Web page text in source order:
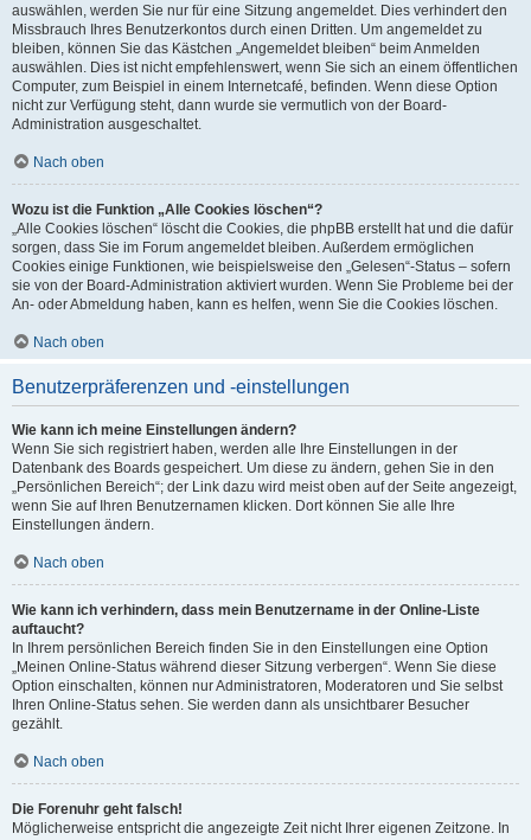
auswählen, werden Sie nur für eine Sitzung angemeldet. Dies verhindert den
Missbrauch Ihres Benutzerkontos durch einen Dritten. Um angemeldet zu
bleiben, können Sie das Kästchen „Angemeldet bleiben“ beim Anmelden
auswählen. Dies ist nicht empfehlenswert, wenn Sie sich an einem öffentlichen
Computer, zum Beispiel in einem Internetcafé, befinden. Wenn diese Option
nicht zur Verfügung steht, dann wurde sie vermutlich von der Board-
Administration ausgeschaltet.
Nach oben
Wozu ist die Funktion „Alle Cookies löschen“?
„Alle Cookies löschen“ löscht die Cookies, die phpBB erstellt hat und die dafür
sorgen, dass Sie im Forum angemeldet bleiben. Außerdem ermöglichen
Cookies einige Funktionen, wie beispielsweise den „Gelesen“-Status – sofern
sie von der Board-Administration aktiviert wurden. Wenn Sie Probleme bei der
An- oder Abmeldung haben, kann es helfen, wenn Sie die Cookies löschen.
Nach oben
Benutzerpräferenzen und -einstellungen
Wie kann ich meine Einstellungen ändern?
Wenn Sie sich registriert haben, werden alle Ihre Einstellungen in der
Datenbank des Boards gespeichert. Um diese zu ändern, gehen Sie in den
„Persönlichen Bereich“; der Link dazu wird meist oben auf der Seite angezeigt,
wenn Sie auf Ihren Benutzernamen klicken. Dort können Sie alle Ihre
Einstellungen ändern.
Nach oben
Wie kann ich verhindern, dass mein Benutzername in der Online-Liste
auftaucht?
In Ihrem persönlichen Bereich finden Sie in den Einstellungen eine Option
„Meinen Online-Status während dieser Sitzung verbergen“. Wenn Sie diese
Option einschalten, können nur Administratoren, Moderatoren und Sie selbst
Ihren Online-Status sehen. Sie werden dann als unsichtbarer Besucher
gezählt.
Nach oben
Die Forenuhr geht falsch!
Möglicherweise entspricht die angezeigte Zeit nicht Ihrer eigenen Zeitzone. In